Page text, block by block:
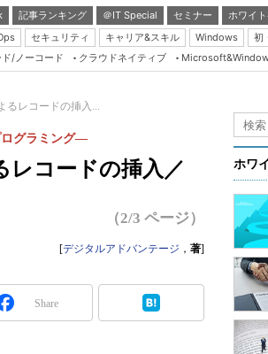
記事ランキング ＠IT Special セミナー
ホワイ
セキュリティ キャリア&スキル Windows
初
Server & Storage
Database Expert
Master of IP Network
Security & Trust
Test & Tools
ド/ノーコード クラウドネイティブ
るレコードの挿入...
レコードの挿入／
グラミング―
（2/3 ページ）
[デジタルアドバンテージ ， 著]
Share
ホワ